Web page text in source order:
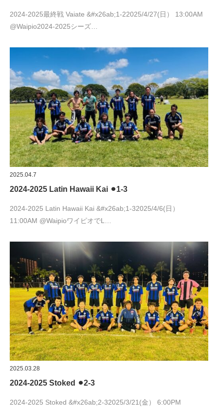
2024-2025最終戦 Vaiate &#x26ab;︎1-22025/4/27(日） 13:00AM
@Waipio2024-2025シーズ…
2025.04.7
2024-2025 Latin Hawaii Kai ⚫︎1-3
2024-2025 Latin Hawaii Kai &#x26ab;︎1-32025/4/6(日）
11:00AM @WaipioワイピオでL…
2025.03.28
2024-2025 Stoked ⚫︎2-3
2024-2025 Stoked &#x26ab;︎2-32025/3/21(金） 6:00PM